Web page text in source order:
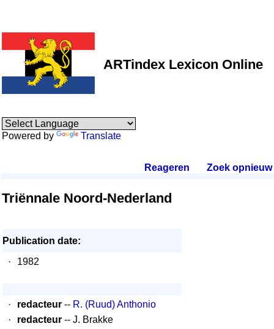
ARTindex Lexicon Online
Powered by Translate
Reageren Zoek opnieuw.
Triënnale Noord-Nederland
Publication date:
·
1982
· redacteur -- R. (Ruud) Anthonio
·
redacteur -- J. Brakke